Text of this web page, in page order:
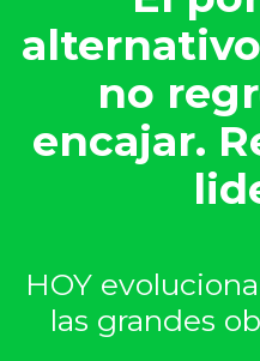
no
encajar.
HOY
las grandes